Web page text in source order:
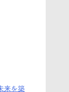
来を築